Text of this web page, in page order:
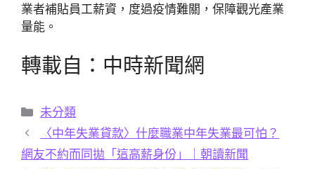
業者補貼員工薪資，度過疫情難關，保障觀光產業
量能。
轉載自：中時新聞網
分
類
未分類
〈中年失業貸款〉什麼職業中年失業最可怕？
網友不約而同拋「這高薪身份」｜朝讀新聞